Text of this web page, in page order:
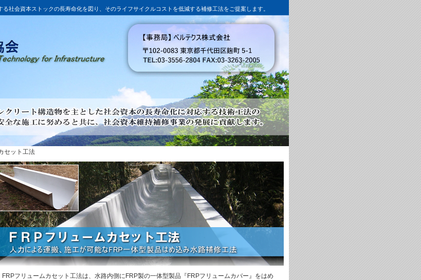
社会資本ストックの長寿命化を図り、そのライフサイクルコストを低減する補修工法をご提案します。
セット工法
FRPフリュームカセット工法は、水路内側にFRP製の一体型製品『FRPフリュームカバー』をはめ